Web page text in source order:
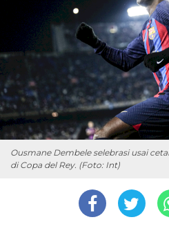
Ousmane Dembele selebrasi usai
di Copa del Rey. (Foto: Int)